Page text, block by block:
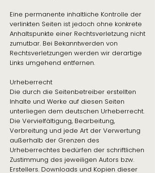
Eine permanente inhaltliche Kontrolle der
verlinkten Seiten ist jedoch ohne konkrete
Anhaltspunkte einer Rechtsverletzung nicht
zumutbar. Bei Bekanntwerden von
Rechtsverletzungen werden wir derartige
Links umgehend entfernen.
Urheberrecht
Die durch die Seitenbetreiber erstellten
Inhalte und Werke auf diesen Seiten
unterliegen dem deutschen Urheberrecht.
Die Vervielfältigung, Bearbeitung,
Verbreitung und jede Art der Verwertung
außerhalb der Grenzen des
Urheberrechtes bedürfen der schriftlichen
Zustimmung des jeweiligen Autors bzw.
Erstellers. Downloads und Kopien dieser